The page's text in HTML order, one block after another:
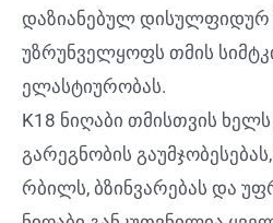
დაზიანებულ დისულფიდურ
უზრუნველყოფს თმის
ელასტიურობას.
K18 ნიღაბი თმისთვის
გარეგნობის
რბილს, ბზინვარებას და